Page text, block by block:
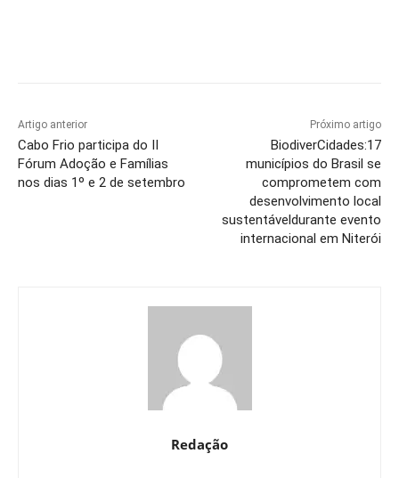
Artigo anterior
Cabo Frio participa do II
Fórum Adoção e Famílias
nos dias 1º e 2 de setembro
Próximo artigo
BiodiverCidades:17
municípios do Brasil se
comprometem com
desenvolvimento local
sustentáveldurante evento
internacional em Niterói
Redação